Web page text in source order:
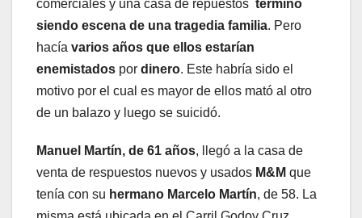
comerciales y una casa de repuestos terminó
siendo escena de una tragedia familia. Pero
hacía varios años que ellos estarían
enemistados por dinero. Este habría sido el
motivo por el cual es mayor de ellos mató al otro
de un balazo y luego se suicidó.
Manuel Martín, de 61 años, llegó a la casa de
venta de respuestos nuevos y usados M&M que
tenía con su hermano Marcelo Martín, de 58. La